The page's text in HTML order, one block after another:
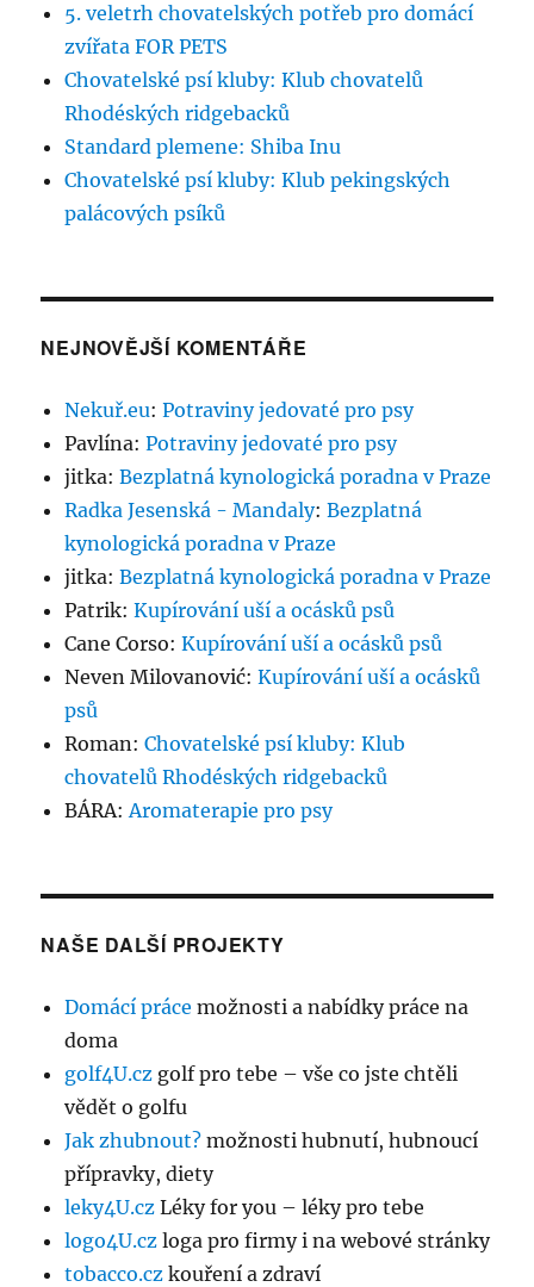
5. veletrh chovatelských potřeb pro domácí
zvířata FOR PETS
Chovatelské psí kluby: Klub chovatelů
Rhodéských ridgebacků
Standard plemene: Shiba Inu
Chovatelské psí kluby: Klub pekingských
palácových psíků
NEJNOVĚJŠÍ KOMENTÁŘE
Nekuř.eu:Potraviny jedovaté pro psy
Pavlína:Potraviny jedovaté pro psy
jitka:Bezplatná kynologická poradna v Praze
Radka Jesenská - Mandaly:Bezplatná
kynologická poradna v Praze
jitka:Bezplatná kynologická poradna v Praze
Patrik:Kupírování uší a ocásků psů
Cane Corso:Kupírování uší a ocásků psů
Neven Milovanović:Kupírování uší a ocásků
psů
Roman:Chovatelské psí kluby: Klub
chovatelů Rhodéských ridgebacků
BÁRA:Aromaterapie pro psy
NAŠE DALŠÍ PROJEKTY
Domácí práce možnosti a nabídky práce na
doma
golf4U.cz golf pro tebe – vše co jste chtěli
vědět o golfu
Jak zhubnout? možnosti hubnutí, hubnoucí
přípravky, diety
leky4U.cz Léky for you – léky pro tebe
logo4U.cz loga pro firmy i na webové stránky
tobacco.cz kouření a zdraví